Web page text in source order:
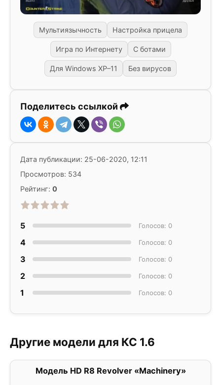
Мультиязычность Настройка прицела
Игра по Интернету С ботами
Для Windows XP–11 Без вирусов
Поделитесь ссылкой
Дата публикации: 25-06-2020, 12:11
Просмотров: 534
Рейтинг: 0
5 Голосов: 0
4 Голосов: 0
3 Голосов: 0
2 Голосов: 0
1 Голосов: 0
Другие модели для КС 1.6
Модель HD R8 Revolver «Machinery»